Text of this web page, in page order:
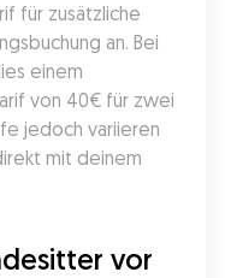
für zusätzliche
an. Bei
einem
von 40€ für zwei
jedoch variieren
mit deinem
vor